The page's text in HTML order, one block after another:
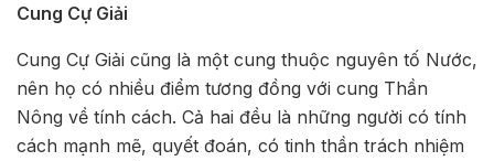
Cung Cự Giải
Cung Cự Giải cũng là một cung thuộc nguyên tố Nước,
nên họ có nhiều điểm tương đồng với cung Thần
Nông về tính cách. Cả hai đều là những người có tính
cách mạnh mẽ, quyết đoán, có tinh thần trách nhiệm